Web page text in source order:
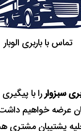
تماس با باربری الوبار
سبزوار
عرضه خواهیم داشت
پشتیبان مشتری